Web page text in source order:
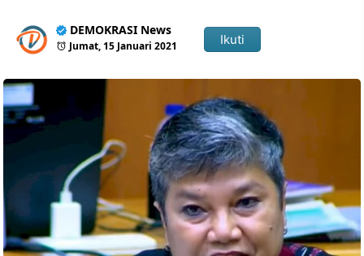
DEMOKRASI News
Jumat, 15 Januari 2021 Ikuti